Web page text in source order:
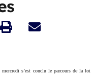
mercredi s’est conclu le parcours de la